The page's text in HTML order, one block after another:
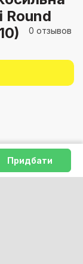
Round
0 отзывов
Придбати